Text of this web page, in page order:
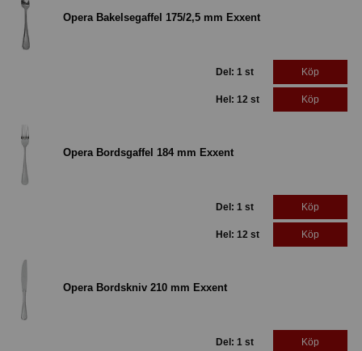
Opera Bakelsegaffel 175/2,5 mm Exxent
Del: 1 st Köp
Hel: 12 st Köp
Opera Bordsgaffel 184 mm Exxent
Del: 1 st Köp
Hel: 12 st Köp
Opera Bordskniv 210 mm Exxent
Del: 1 st Köp